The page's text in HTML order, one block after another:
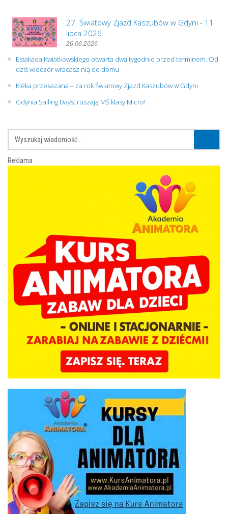
27. Światowy Zjazd Kaszubów w Gdyni - 11
lipca 2026
26.06.2026
Estakada Kwiatkowskiego otwarta dwa tygodnie przed terminem. Od
dziś wieczór wracasz nią do domu
Klëka przekazana – za rok Światowy Zjazd Kaszubów w Gdyni
Gdynia Sailing Days: ruszają MŚ klasy Micro!
Reklama